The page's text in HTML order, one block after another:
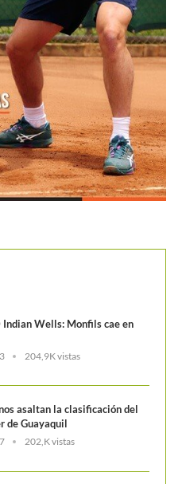
Indian Wells: Monfils cae en
204,9K vistas
asaltan la clasificación del
de Guayaquil
202,K vistas